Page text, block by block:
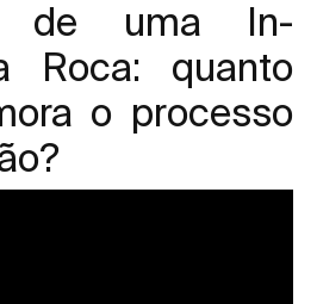
de uma In-
Roca: quanto
o processo